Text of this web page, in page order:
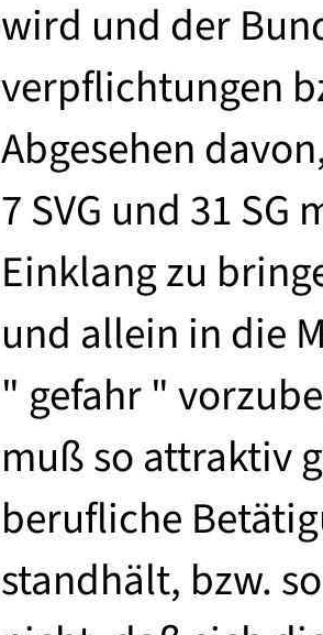
wird und der
verpflichtungen
Abgesehen
7 SVG und 31
Einklang zu
und allein in die
" gefahr "
muß so attraktiv
berufliche
standhält, bzw.